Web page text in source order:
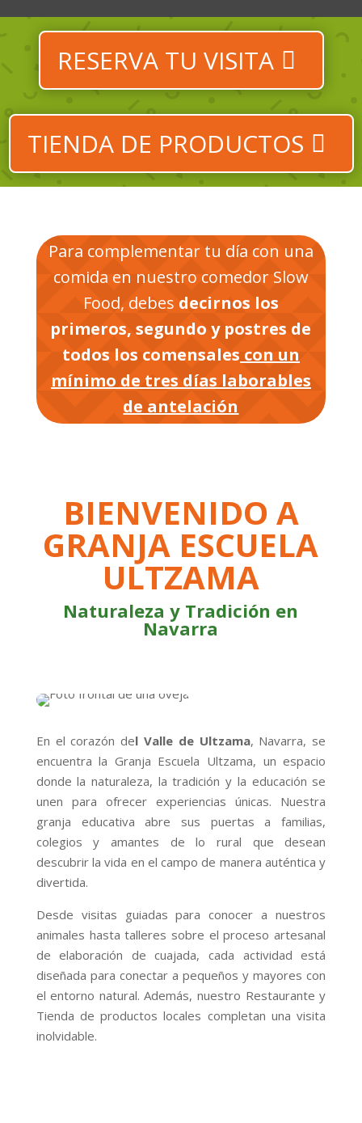
RESERVA TU VISITA
TIENDA DE PRODUCTOS
Para complementar tu día con una
comida en nuestro comedor Slow
Food, debes decirnos los
primeros, segundo y postres de
todos los comensales con un
mínimo de tres días laborables
de antelación
BIENVENIDO A
GRANJA ESCUELA
ULTZAMA
Naturaleza y Tradición en
Navarra
En el corazón del Valle de Ultzama, Navarra, se
encuentra la Granja Escuela Ultzama, un espacio
donde la naturaleza, la tradición y la educación se
unen para ofrecer experiencias únicas. Nuestra
granja educativa abre sus puertas a familias,
colegios y amantes de lo rural que desean
descubrir la vida en el campo de manera auténtica y
divertida.
Desde visitas guiadas para conocer a nuestros
animales hasta talleres sobre el proceso artesanal
de elaboración de cuajada, cada actividad está
diseñada para conectar a pequeños y mayores con
el entorno natural. Además, nuestro Restaurante y
Tienda de productos locales completan una visita
inolvidable.